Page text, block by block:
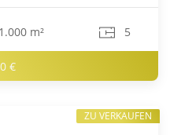
1.000 m² 5
€
ZU VERKAUFEN